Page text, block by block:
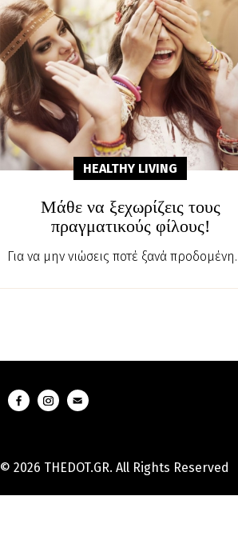
HEALTHY LIVING
Μάθε να ξεχωρίζεις τους
πραγματικούς φίλους!
Για να μην νιώσεις ποτέ ξανά
© 2026 THEDOT.GR. All Rights Reserved